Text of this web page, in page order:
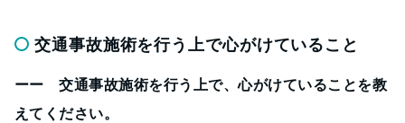
交通事故施術を行う上で心がけていること
ーー 交通事故施術を行う上で、心がけていることを教
えてください。